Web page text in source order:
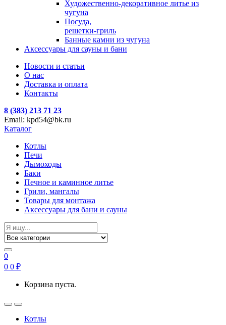
Художественно-декоративное литье из
чугуна
Посуда,
решетки-гриль
Банные камни из чугуна
Аксессуары для сауны и бани
Новости и статьи
О нас
Доставка и оплата
Контакты
8 (383) 213 71 23
Email: kpd54@bk.ru
Каталог
Котлы
Печи
Дымоходы
Баки
Печное и каминное литье
Грили, мангалы
Товары для монтажа
Аксессуары для бани и сауны
Search
for:
0
0 0 ₽
Корзина пуста.
OpenClose
Котлы